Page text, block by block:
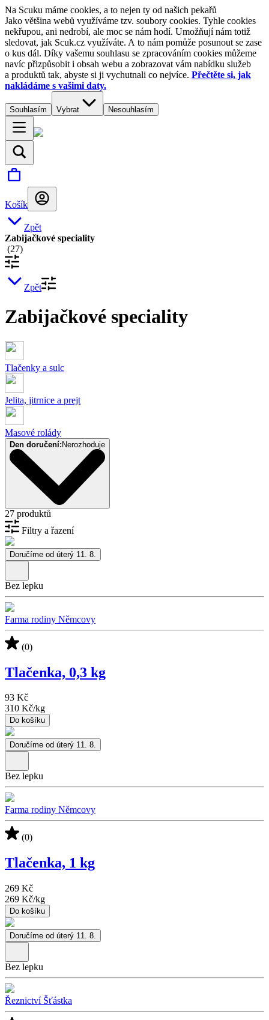
Na Scuku máme cookies, a to nejen ty od našich pekařů
Jako většina webů využíváme tzv. soubory cookies. Tyhle cookies
nekřupou, ani nedrobí, ale moc se nám hodí. Umožňují nám totiž
sledovat, jak Scuk.cz využíváte. A to nám pomůže posunout se zase
o kus dál. Díky vašemu souhlasu se zpracováním cookies můžeme
navíc přizpůsobit i obsah webu a zobrazovat vám nabídku služeb
a produktů tak, abyste si ji vychutnali co nejvíce. Přečtěte si, jak
nakládáme s vašimi daty.
Souhlasím Vybrat Nesouhlasím
Košík
Zpět
Zabijačkové speciality
(27)
Zpět
Zabijačkové speciality
Tlačenky a sulc
Jelita, jitrnice a prejt
Masové rolády
Den doručení: Nerozhoduje
27 produktů
Filtry a řazení
Doručíme od úterý 11. 8.
Bez lepku
Farma rodiny Němcovy
(0)
Tlačenka, 0,3 kg
93 Kč
310 Kč/kg
Do košíku
Doručíme od úterý 11. 8.
Bez lepku
Farma rodiny Němcovy
(0)
Tlačenka, 1 kg
269 Kč
269 Kč/kg
Do košíku
Doručíme od úterý 11. 8.
Bez lepku
Řeznictví Šťástka